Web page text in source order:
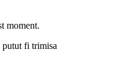
moment.
putut fi trimisa